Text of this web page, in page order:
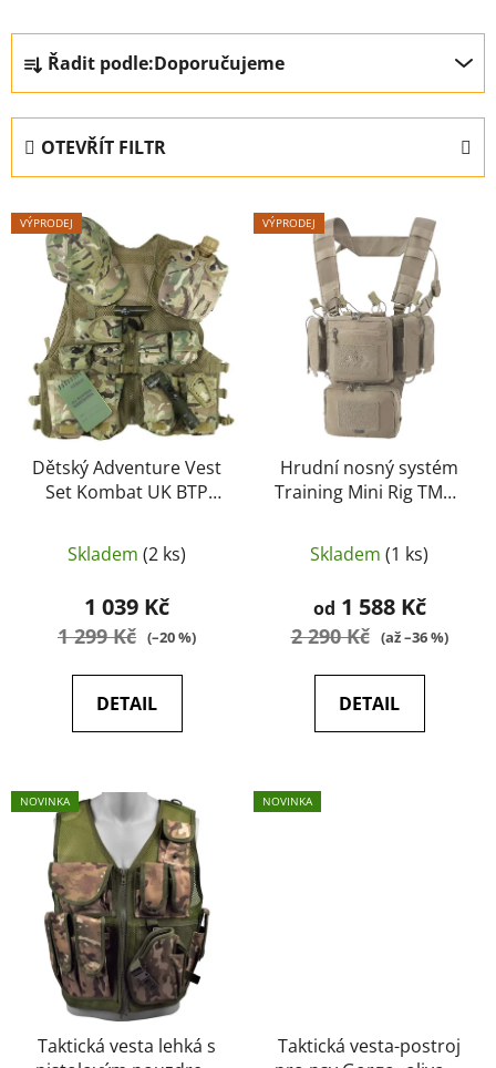
Ř
a
z
n
í
p
Řadit podle:Doporučujeme
OTEVŘÍT FILTR
V
ý
VÝPRODEJ
Dětský Adventure Vest
Set Kombat UK BTP
Skladem (2 ks)
1 039 Kč
1 299 Kč (–20 %)
DETAIL
VÝPRODEJ
Hrudní nosný systém
Training Mini Rig TMR -
Skladem (1 ks)
od 1 588 Kč
2 290 Kč (až –36 %)
DETAIL
NOVINKA
Taktická vesta lehká s
NOVINKA
Taktická vesta-postroj